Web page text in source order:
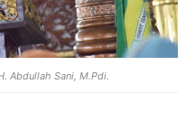
Abdullah Sani, M.Pdi.